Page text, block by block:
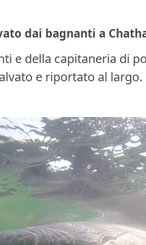
dai bagnanti a
e della capitaneria di
e riportato al largo.